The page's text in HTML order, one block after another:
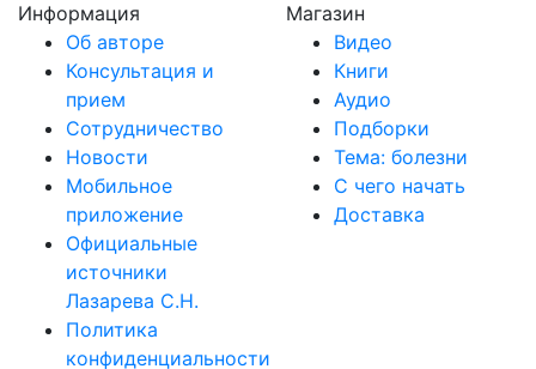
Информация
Об авторе
Консультация и
прием
Сотрудничество
Новости
Мобильное
приложение
Официальные
источники
Лазарева С.Н.
Политика
конфиденциальности
Магазин
Видео
Книги
Аудио
Подборки
Тема: болезни
С чего начать
Доставка